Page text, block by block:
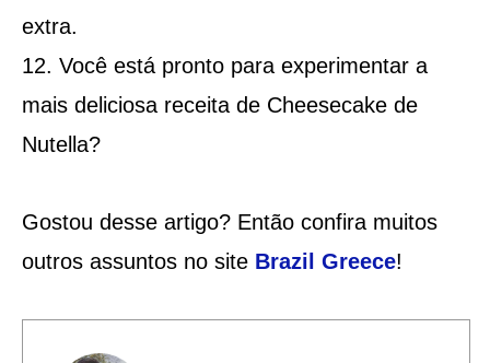
extra.
Você está pronto para experimentar a
mais deliciosa receita de Cheesecake de
Nutella?
Gostou desse artigo? Então confira muitos
outros assuntos no siteBrazil Greece!